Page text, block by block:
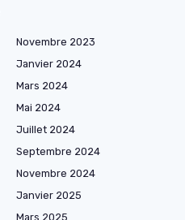
Novembre 2023
Janvier 2024
Mars 2024
Mai 2024
Juillet 2024
Septembre 2024
Novembre 2024
Janvier 2025
Mars 2025